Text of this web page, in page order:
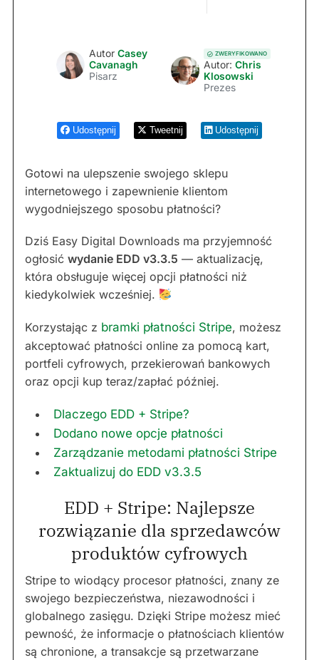
Autor Casey
Cavanagh
Pisarz
ZWERYFIKOWANO
Autor: Chris
Klosowski
Prezes
Udostępnij Tweetnij Udostępnij
Gotowi na ulepszenie swojego sklepu
internetowego i zapewnienie klientom
wygodniejszego sposobu płatności?
Dziś Easy Digital Downloads ma przyjemność
ogłosić wydanie EDD v3.3.5 — aktualizację,
która obsługuje więcej opcji płatności niż
kiedykolwiek wcześniej.
Korzystając z bramki płatności Stripe, możesz
akceptować płatności online za pomocą kart,
portfeli cyfrowych, przekierowań bankowych
oraz opcji kup teraz/zapłać później.
Dlaczego EDD + Stripe?
Dodano nowe opcje płatności
Zarządzanie metodami płatności Stripe
Zaktualizuj do EDD v3.3.5
EDD + Stripe: Najlepsze
rozwiązanie dla sprzedawców
produktów cyfrowych
Stripe to wiodący procesor płatności, znany ze
swojego bezpieczeństwa, niezawodności i
globalnego zasięgu. Dzięki Stripe możesz mieć
pewność, że informacje o płatnościach klientów
są chronione, a transakcje są przetwarzane